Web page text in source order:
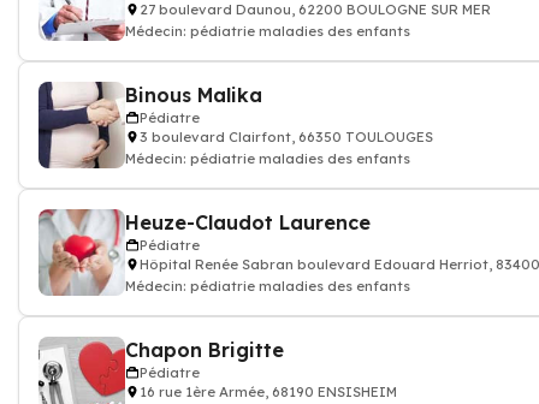
27 boulevard Daunou, 62200 BOULOGNE SUR MER
Médecin: pédiatrie maladies des enfants
Binous Malika
Pédiatre
3 boulevard Clairfont, 66350 TOULOUGES
Médecin: pédiatrie maladies des enfants
Heuze-Claudot Laurence
Pédiatre
Hôpital Renée Sabran boulevard Edouard Herriot,
Médecin: pédiatrie maladies des enfants
Chapon Brigitte
Pédiatre
16 rue 1ère Armée, 68190 ENSISHEIM